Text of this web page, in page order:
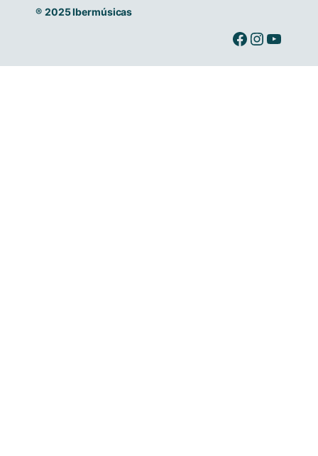
® 2025 Ibermúsicas
Ibermusicas en Facebook Ibermusicas en Instagram Ibermusicas en Youtube